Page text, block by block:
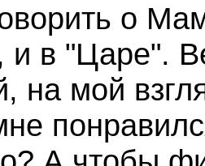
о
и в "Царе".
на мой